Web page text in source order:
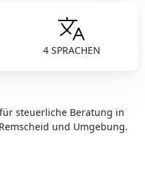
4 SPRACHEN
steuerliche Beratung in
und Umgebung.